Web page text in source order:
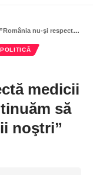
”România nu-şi respectă medicii de familie, dar noi continuăm să luptăm pentru pacienţii noştri” (II)
POLITICĂ
medicii
să
noştri”